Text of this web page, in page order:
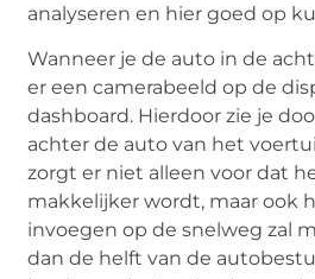
analyseren en hier goed op
Wanneer je de auto in de
er een camerabeeld op de
dashboard. Hierdoor zie je
achter de auto van het
zorgt er niet alleen voor dat
makkelijker wordt, maar ook
invoegen op de snelweg zal
dan de helft van de